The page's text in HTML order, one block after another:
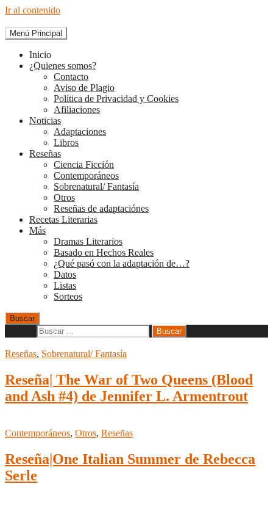
Ir al contenido
The Diary of Books
Menú Principal
Inicio
¿Quienes somos?
Contacto
Aviso de Plagio
Política de Privacidad y Cookies
Afiliaciones
Noticias
Adaptaciones
Libros
Reseñas
Ciencia Ficción
Contemporáneos
Sobrenatural/ Fantasía
Otros
Reseñas de adaptaciónes
Recetas Literarias
Más
Dramas Literarios
Basado en Hechos Reales
¿Qué pasó con la adaptación de…?
Datos
Listas
Sorteos
Buscar
Reseñas, Sobrenatural/ Fantasía
Reseña| The War of Two Queens (Blood
and Ash #4) de Jennifer L. Armentrout
Contemporáneos, Otros, Reseñas
Reseña|One Italian Summer de Rebecca
Serle